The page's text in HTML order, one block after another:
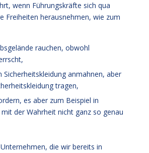
wenn Führungskräfte sich qua
Freiheiten herausnehmen, wie zum
rauchen, obwohl
Sicherheitskleidung anmahnen, aber
tragen,
es aber zum Beispiel in
der Wahrheit nicht ganz so genau
die wir bereits in